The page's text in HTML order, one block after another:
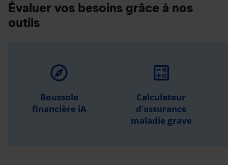
Évaluer vos besoins grâce à nos
outils
explore
Boussole
financière iA
calculate
Calculateur
d’assurance
maladie grave